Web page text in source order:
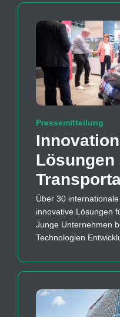
Pressemitteilung
Lösungen
Über 30
innovative Lösungen
Junge Unternehmen
Technologien